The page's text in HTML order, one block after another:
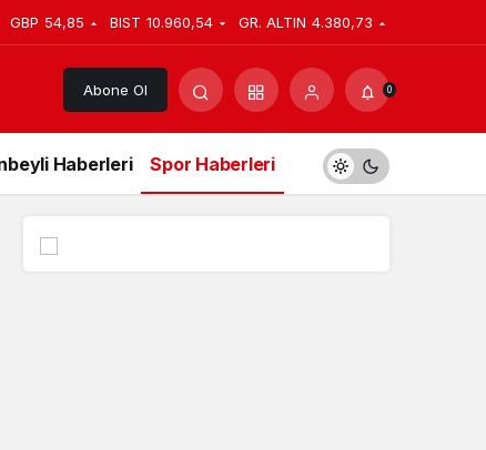
GBP 54,85 BIST 10.960,54 GR. ALTIN 4.380,73
Abone Ol 0
Haberleri Spor Haberleri